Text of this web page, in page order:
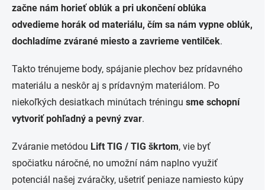
začne nám horieť oblúk a pri ukončení oblúka
odvedieme horák od materiálu, čím sa nám vypne oblúk,
dochladíme zvárané miesto a zavrieme ventilček.
Takto trénujeme body, spájanie plechov bez prídavného
materiálu a neskôr aj s prídavným materiálom. Po
niekoľkých desiatkach minútach tréningu sme schopní
vytvoriť pohľadný a pevný zvar.
Zváranie metódou Lift TIG / TIG škrtom, vie byť
spočiatku náročné, no umožní nám naplno využiť
potenciál našej zváračky, ušetriť peniaze namiesto kúpy